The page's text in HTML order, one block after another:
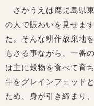
さかうえは鹿児島県
の人で賑わいを見せま
た。そんな耕作放棄地
もさる事ながら、一番
は主に穀物を食べて育
牛をグレインフェッド
ため、身が引き締まり